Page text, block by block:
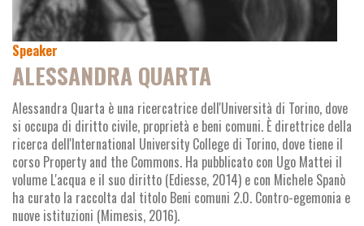
Speaker
ALESSANDRA QUARTA
Alessandra Quarta è una ricercatrice dell'Università di Torino, dove
si occupa di diritto civile, proprietà e beni comuni. È direttrice della
ricerca dell'International University College di Torino, dove tiene il
corso Property and the Commons. Ha pubblicato con Ugo Mattei il
volume L'acqua e il suo diritto (Ediesse, 2014) e con Michele Spanò
ha curato la raccolta dal titolo Beni comuni 2.0. Contro-egemonia e
nuove istituzioni (Mimesis, 2016).